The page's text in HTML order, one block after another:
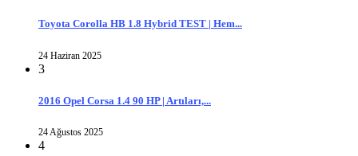
Toyota Corolla HB 1.8 Hybrid TEST | Hem...
24 Haziran 2025
3
2016 Opel Corsa 1.4 90 HP | Artıları,...
24 Ağustos 2025
4